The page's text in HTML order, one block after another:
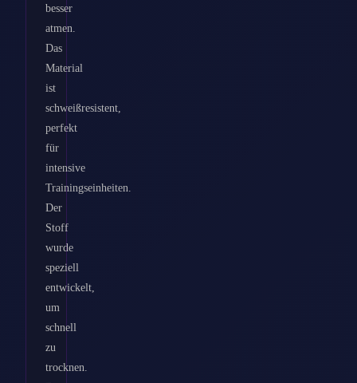
besser
atmen.
Das
Material
ist
schweißresistent,
perfekt
für
intensive
Trainingseinheiten.
Der
Stoff
wurde
speziell
entwickelt,
um
schnell
zu
trocknen.